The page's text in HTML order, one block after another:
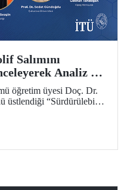
Salımını
Analiz ve
Projeye
öğretim üyesi Doç. Dr.
üstlendiği “Sürdürülebilir
Aşınma, UV Maruziyeti